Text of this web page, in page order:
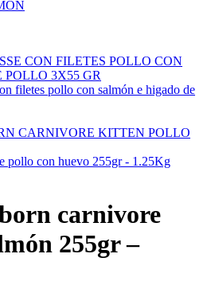
filetes pollo con salmón e higado de
pollo con huevo 255gr - 1.25Kg
carnivore
255gr –